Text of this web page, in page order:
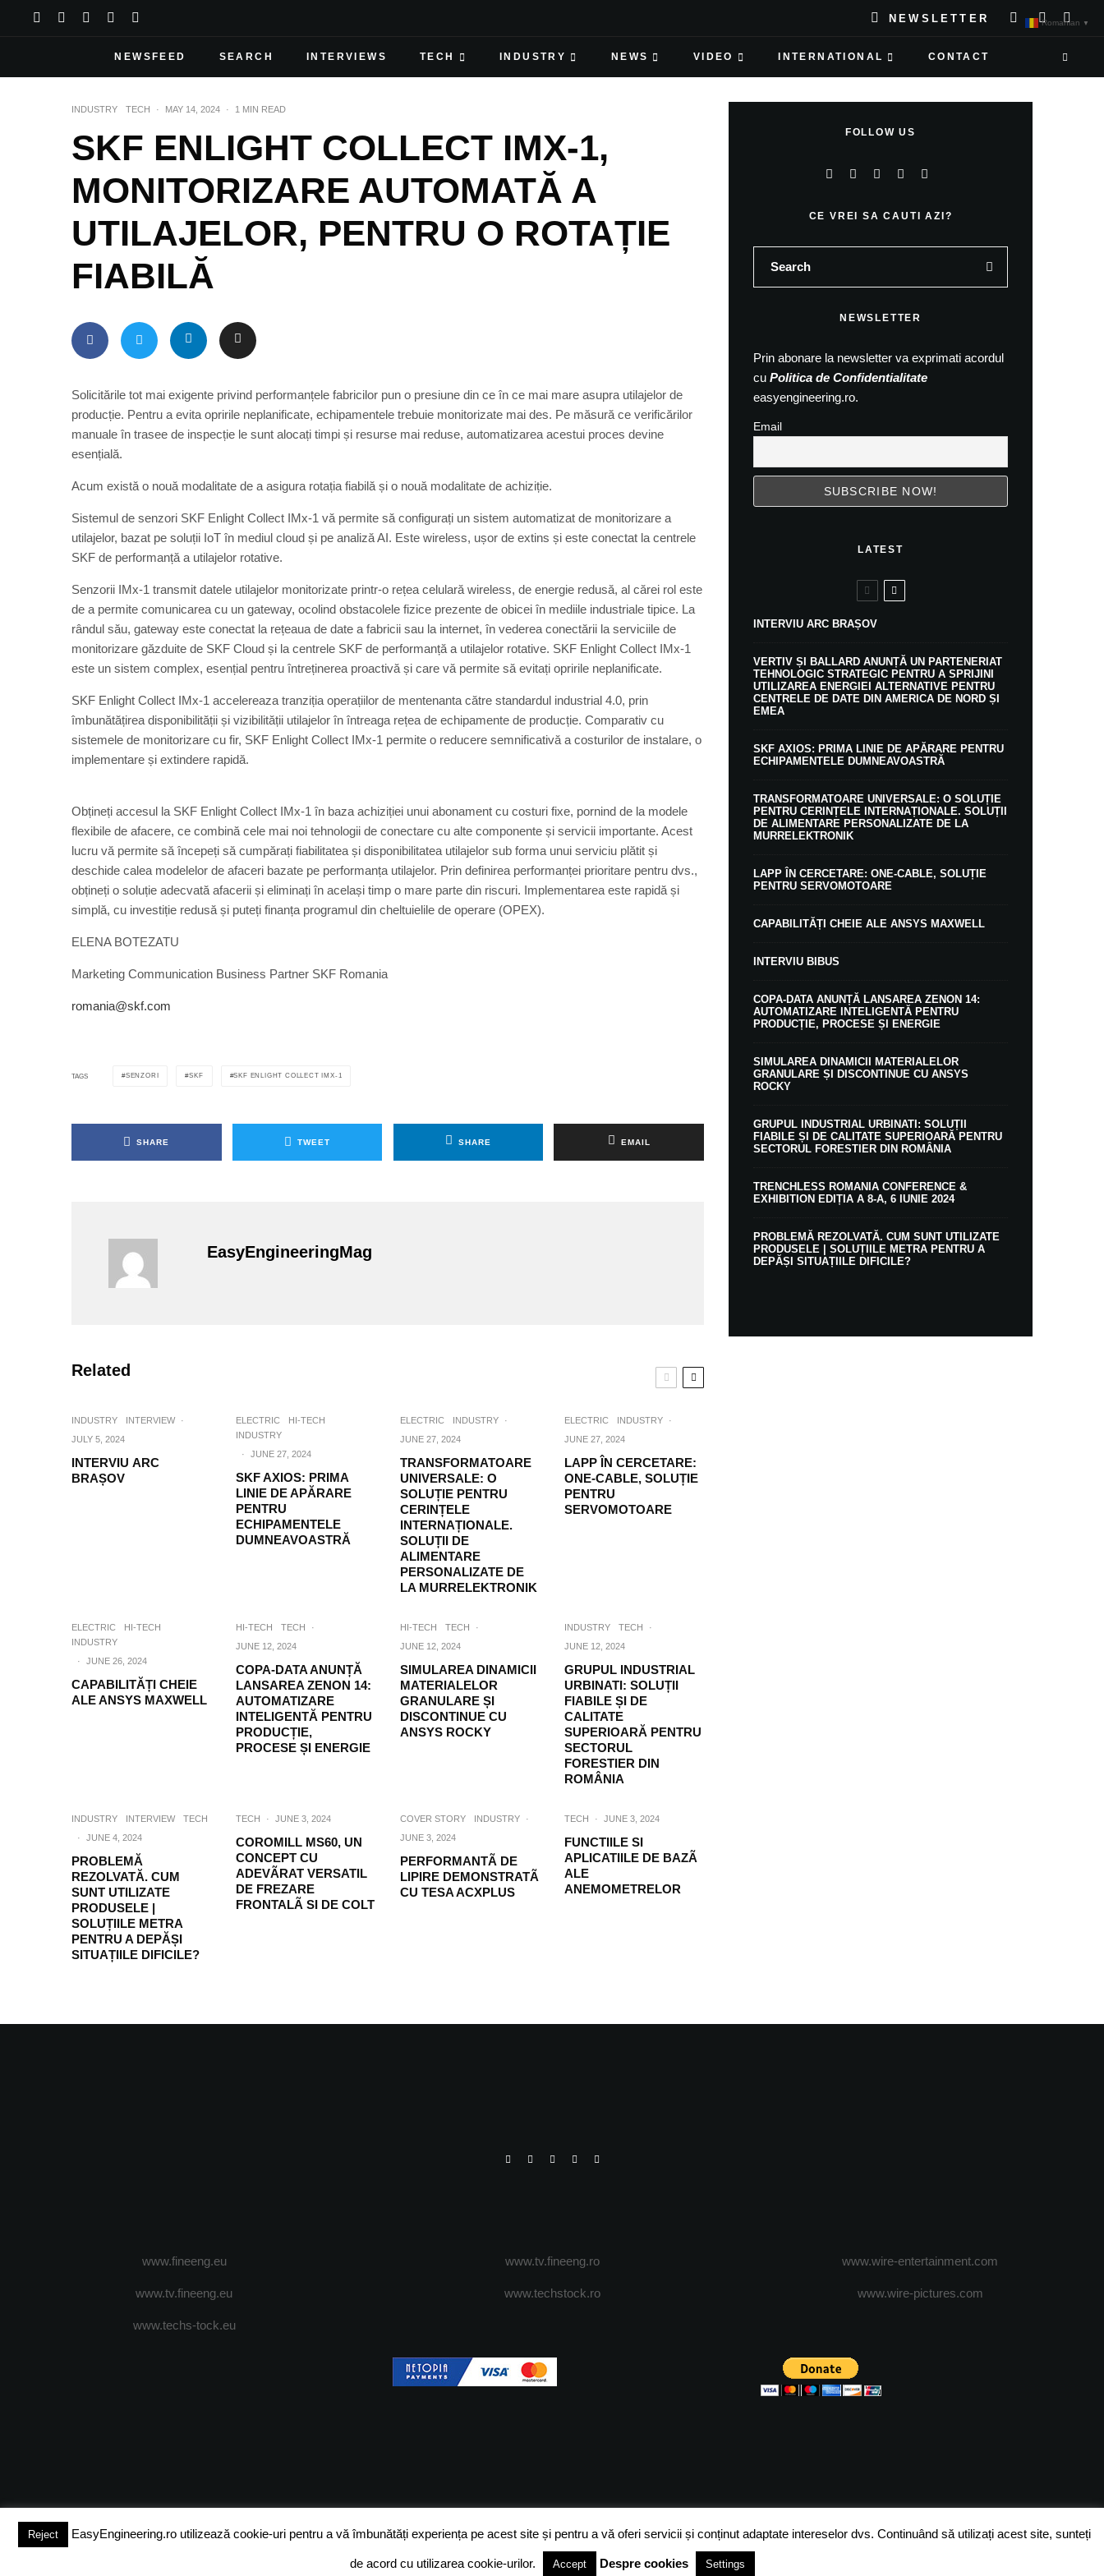
NEWSLETTER
NEWSFEED SEARCH INTERVIEWS TECH INDUSTRY NEWS VIDEO INTERNATIONAL CONTACT
INDUSTRY TECH · MAY 14, 2024 · 1 MIN READ
SKF ENLIGHT COLLECT IMX-1,
MONITORIZARE AUTOMATĂ A
UTILAJELOR, PENTRU O ROTAȚIE
FIABILĂ
Solicitările tot mai exigente privind performanțele fabricilor pun o presiune din ce în ce mai mare asupra utilajelor de
producție. Pentru a evita opririle neplanificate, echipamentele trebuie monitorizate mai des. Pe măsură ce verificărilor
manuale în trasee de inspecție le sunt alocați timpi și resurse mai reduse, automatizarea acestui proces devine
esențială.
Acum există o nouă modalitate de a asigura rotația fiabilă și o nouă modalitate de achiziție.
Sistemul de senzori SKF Enlight Collect IMx-1 vă permite să configurați un sistem automatizat de monitorizare a
utilajelor, bazat pe soluții IoT în mediul cloud și pe analiză AI. Este wireless, ușor de extins și este conectat la centrele
SKF de performanță a utilajelor rotative.
Senzorii IMx-1 transmit datele utilajelor monitorizate printr-o rețea celulară wireless, de energie redusă, al cărei rol este
de a permite comunicarea cu un gateway, ocolind obstacolele fizice prezente de obicei în mediile industriale tipice. La
rândul său, gateway este conectat la rețeaua de date a fabricii sau la internet, în vederea conectării la serviciile de
monitorizare găzduite de SKF Cloud și la centrele SKF de performanță a utilajelor rotative. SKF Enlight Collect IMx-1
este un sistem complex, esențial pentru întreținerea proactivă și care vă permite să evitați opririle neplanificate.
SKF Enlight Collect IMx-1 accelereaza tranziția operațiilor de mentenanta către standardul industrial 4.0, prin
îmbunătățirea disponibilității și vizibilității utilajelor în întreaga rețea de echipamente de producție. Comparativ cu
sistemele de monitorizare cu fir, SKF Enlight Collect IMx-1 permite o reducere semnificativă a costurilor de instalare, o
implementare și extindere rapidă.
Obțineți accesul la SKF Enlight Collect IMx-1 în baza achiziției unui abonament cu costuri fixe, pornind de la modele
flexibile de afacere, ce combină cele mai noi tehnologii de conectare cu alte componente și servicii importante. Acest
lucru vă permite să începeți să cumpărați fiabilitatea și disponibilitatea utilajelor sub forma unui serviciu plătit și
deschide calea modelelor de afaceri bazate pe performanța utilajelor. Prin definirea performanței prioritare pentru dvs.,
obțineți o soluție adecvată afacerii și eliminați în același timp o mare parte din riscuri. Implementarea este rapidă și
simplă, cu investiție redusă și puteți finanța programul din cheltuielile de operare (OPEX).
ELENA BOTEZATU
Marketing Communication Business Partner SKF Romania
romania@skf.com
TAGS SENZORI SKF SKF ENLIGHT COLLECT IMX-1
SHARE TWEET SHARE EMAIL
EasyEngineeringMag
Related
INDUSTRY INTERVIEW
·
JULY 5, 2024
INTERVIU ARC
BRAȘOV
ELECTRIC
HI-TECH
INDUSTRY
·
JUNE 27, 2024
SKF AXIOS: PRIMA
LINIE DE APĂRARE
PENTRU
ECHIPAMENTELE
DUMNEAVOASTRĂ
ELECTRIC INDUSTRY
·
JUNE 27, 2024
TRANSFORMATOARE
UNIVERSALE: O
SOLUȚIE PENTRU
CERINȚELE
INTERNAȚIONALE.
SOLUȚII DE
ALIMENTARE
PERSONALIZATE DE
LA MURRELEKTRONIK
ELECTRIC INDUSTRY
·
JUNE 27, 2024
LAPP ÎN CERCETARE:
ONE-CABLE, SOLUȚIE
PENTRU
SERVOMOTOARE
ELECTRIC
HI-TECH
INDUSTRY
·
JUNE 26, 2024
CAPABILITĂȚI CHEIE
ALE ANSYS MAXWELL
HI-TECH TECH
·
JUNE 12, 2024
COPA-DATA ANUNȚĂ
LANSAREA ZENON 14:
AUTOMATIZARE
INTELIGENTĂ PENTRU
PRODUCȚIE,
PROCESE ȘI ENERGIE
HI-TECH TECH
·
JUNE 12, 2024
SIMULAREA DINAMICII
MATERIALELOR
GRANULARE ȘI
DISCONTINUE CU
ANSYS ROCKY
INDUSTRY TECH
·
JUNE 12, 2024
GRUPUL INDUSTRIAL
URBINATI: SOLUȚII
FIABILE ȘI DE
CALITATE
SUPERIOARĂ PENTRU
SECTORUL
FORESTIER DIN
ROMÂNIA
INDUSTRY INTERVIEW
TECH
·
JUNE 4, 2024
PROBLEMĂ
REZOLVATĂ. CUM
SUNT UTILIZATE
PRODUSELE |
SOLUȚIILE METRA
PENTRU A DEPĂȘI
SITUAȚIILE DIFICILE?
TECH · JUNE 3, 2024
COROMILL MS60, UN
CONCEPT CU
ADEVÃRAT VERSATIL
DE FREZARE
FRONTALÃ SI DE COLT
COVER STORY INDUSTRY
·
JUNE 3, 2024
PERFORMANTÃ DE
LIPIRE DEMONSTRATÃ
CU TESA ACXPLUS
TECH · JUNE 3, 2024
FUNCTIILE SI
APLICATIILE DE BAZÃ
ALE
ANEMOMETRELOR
FOLLOW US
CE VREI SA CAUTI AZI?
NEWSLETTER
Prin abonare la newsletter va exprimati acordul
cu Politica de Confidentialitate
easyengineering.ro.
Email
LATEST
INTERVIU ARC BRAȘOV
VERTIV ȘI BALLARD ANUNȚĂ UN PARTENERIAT
TEHNOLOGIC STRATEGIC PENTRU A SPRIJINI
UTILIZAREA ENERGIEI ALTERNATIVE PENTRU
CENTRELE DE DATE DIN AMERICA DE NORD ȘI
EMEA
SKF AXIOS: PRIMA LINIE DE APĂRARE PENTRU
ECHIPAMENTELE DUMNEAVOASTRĂ
TRANSFORMATOARE UNIVERSALE: O SOLUȚIE
PENTRU CERINȚELE INTERNAȚIONALE. SOLUȚII
DE ALIMENTARE PERSONALIZATE DE LA
MURRELEKTRONIK
LAPP ÎN CERCETARE: ONE-CABLE, SOLUȚIE
PENTRU SERVOMOTOARE
CAPABILITĂȚI CHEIE ALE ANSYS MAXWELL
INTERVIU BIBUS
COPA-DATA ANUNȚĂ LANSAREA ZENON 14:
AUTOMATIZARE INTELIGENTĂ PENTRU
PRODUCȚIE, PROCESE ȘI ENERGIE
SIMULAREA DINAMICII MATERIALELOR
GRANULARE ȘI DISCONTINUE CU ANSYS
ROCKY
GRUPUL INDUSTRIAL URBINATI: SOLUȚII
FIABILE ȘI DE CALITATE SUPERIOARĂ PENTRU
SECTORUL FORESTIER DIN ROMÂNIA
TRENCHLESS ROMANIA CONFERENCE &
EXHIBITION EDIȚIA A 8-A, 6 IUNIE 2024
PROBLEMĂ REZOLVATĂ. CUM SUNT UTILIZATE
PRODUSELE | SOLUȚIILE METRA PENTRU A
DEPĂȘI SITUAȚIILE DIFICILE?
www.fineeng.eu
www.tv.fineeng.eu
www.techs-tock.eu
www.tv.fineeng.ro
www.techstock.ro
www.wire-entertainment.com
www.wire-pictures.com
Reject EasyEngineering.ro utilizează cookie-uri pentru a vă îmbunătăți experiența pe acest site și pentru a vă oferi servicii și conținut adaptate intereselor dvs. Continuând să utilizați acest site, sunteți
de acord cu utilizarea cookie-urilor. Accept Despre cookies Settings
Romanian ▼